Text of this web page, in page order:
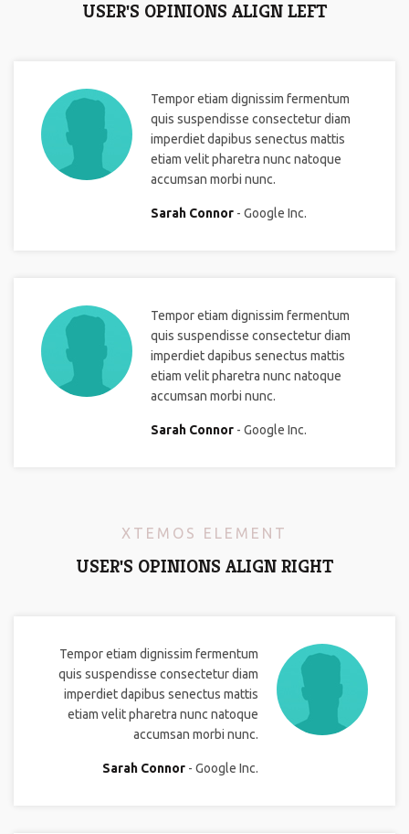
USER'S OPINIONS ALIGN LEFT
Tempor etiam dignissim fermentum
quis suspendisse consectetur diam
imperdiet dapibus senectus mattis
etiam velit pharetra nunc natoque
accumsan morbi nunc.
Sarah Connor Google Inc.
Tempor etiam dignissim fermentum
quis suspendisse consectetur diam
imperdiet dapibus senectus mattis
etiam velit pharetra nunc natoque
accumsan morbi nunc.
Sarah Connor Google Inc.
XTEMOS ELEMENT
USER'S OPINIONS ALIGN RIGHT
Tempor etiam dignissim fermentum
quis suspendisse consectetur diam
imperdiet dapibus senectus mattis
etiam velit pharetra nunc natoque
accumsan morbi nunc.
Sarah Connor Google Inc.